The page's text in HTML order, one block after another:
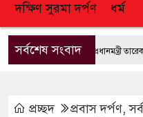
দক্ষিণ সুরমা দর্পণ ধর্ম
সর্বশেষ সংবাদপ্রধানমন্ত্রী তারেক
প্রচ্ছদ প্রবাস দর্পণ,